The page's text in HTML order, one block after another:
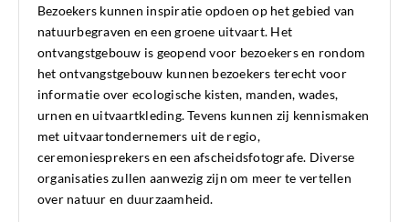
Bezoekers kunnen inspiratie opdoen op het gebied van
natuurbegraven en een groene uitvaart. Het
ontvangstgebouw is geopend voor bezoekers en rondom
het ontvangstgebouw kunnen bezoekers terecht voor
informatie over ecologische kisten, manden, wades,
urnen en uitvaartkleding. Tevens kunnen zij kennismaken
met uitvaartondernemers uit de regio,
ceremoniesprekers en een afscheidsfotografe. Diverse
organisaties zullen aanwezig zijn om meer te vertellen
over natuur en duurzaamheid.